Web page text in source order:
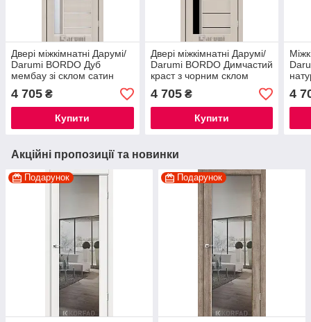
Двері міжкімнатні Дарумі/
Darumi BORDO Дуб
мембау зі склом сатин
4 705 ₴
Купити
Двері міжкімнатні Дарумі/
Darumi BORDO Димчастий
краст з чорним склом
4 705₴
Купити
4
Акційні пропозиції та новинки
Подарунок Подарунок